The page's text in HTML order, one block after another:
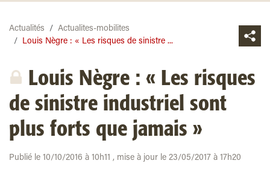
Actualités
Actualites-mobilites
Louis Nègre : « Les risques de sinistre ...
Louis Nègre : « Les risques
de sinistre industriel sont
plus forts que jamais »
Publié le 10/10/2016 à 10h11 , mise à jour le 23/05/2017 à 17h20